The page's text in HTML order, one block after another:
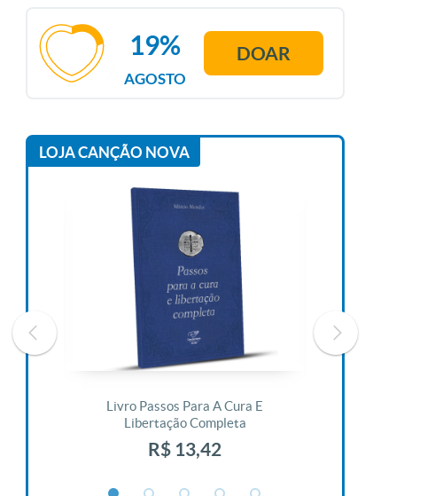
AGOSTO
19% DOAR
LOJA CANÇÃO NOVA
Livro Passos Para A Cura E
Libertação Completa
R$ 13,42